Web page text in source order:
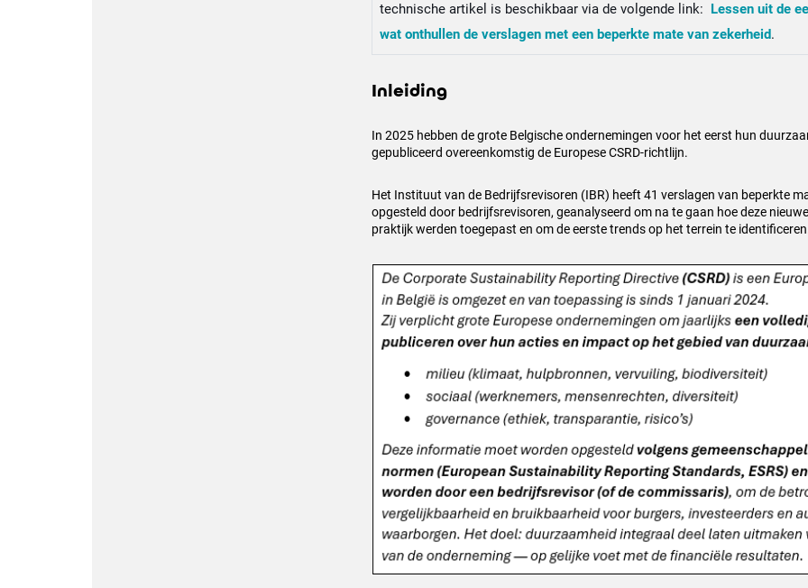
technische artikel is beschikbaar via de volgende link: Lessen uit de
wat onthullen de verslagen met een beperkte mate van zekerheid.
Inleiding
In 2025 hebben de grote Belgische ondernemingen voor het eerst hun
gepubliceerd overeenkomstig de Europese CSRD-richtlijn.
Het Instituut van de Bedrijfsrevisoren (IBR) heeft 41 verslagen van beperkte
opgesteld door bedrijfsrevisoren, geanalyseerd om na te gaan hoe deze
praktijk werden toegepast en om de eerste trends op het terrein te